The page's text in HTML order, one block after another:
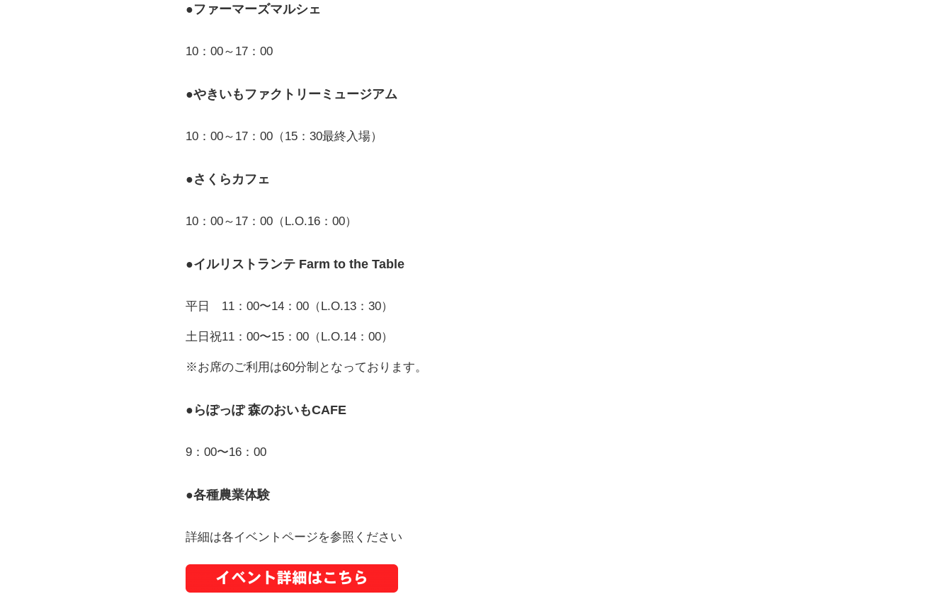
●ファーマーズマルシェ
10：00～17：00
●やきいもファクトリーミュージアム
10：00～17：00（15：30最終入場）
●さくらカフェ
10：00～17：00（L.O.16：00）
●イルリストランテ Farm to the Table
平日 11：00〜14：00（L.O.13：30）
土日祝11：00〜15：00（L.O.14：00）
※お席のご利用は60分制となっております。
●らぽっぽ 森のおいもCAFE
9：00〜16：00
●各種農業体験
詳細は各イベントページを参照ください